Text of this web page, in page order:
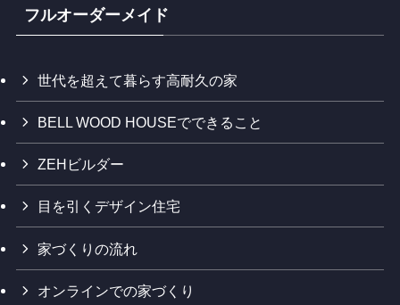
フルオーダーメイド
世代を超えて暮らす高耐久の家
BELL WOOD HOUSEでできること
ZEHビルダー
目を引くデザイン住宅
家づくりの流れ
オンラインでの家づくり